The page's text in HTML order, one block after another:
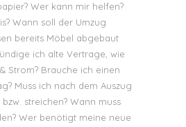
Wer kann mir helfen?
Wann soll der Umzug
bereits Möbel abgebaut
ich alte Vertrage, wie
Strom? Brauche ich einen
Muss ich nach dem Auszug
streichen? Wann muss
Wer benötigt meine neue